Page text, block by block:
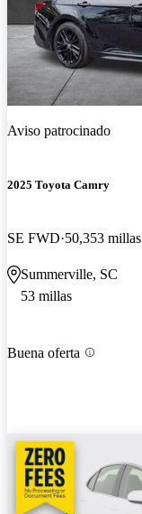
Aviso patrocinado
2025 Toyota Camry
SE FWD 50,353 millas
Summerville, SC
53 millas
Buena oferta